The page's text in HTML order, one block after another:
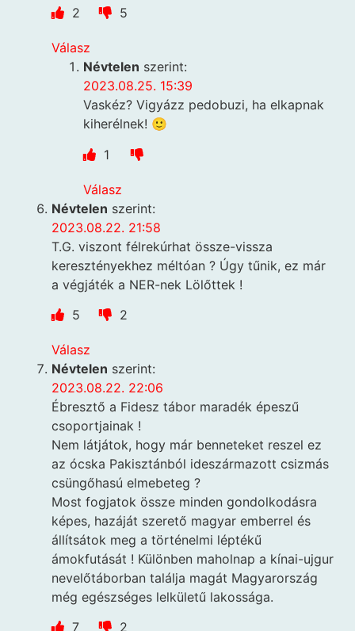
2
5
Válasz
Névtelen szerint:
2023.08.25. 15:39
Vaskéz? Vigyázz pedobuzi, ha elkapnak
kiherélnek! 🙂
1
Válasz
Névtelen szerint:
2023.08.22. 21:58
T.G. viszont félrekúrhat össze-vissza
keresztényekhez méltóan ? Úgy tűnik, ez már
a végjáték a NER-nek Lölőttek !
5
2
Válasz
Névtelen szerint:
2023.08.22. 22:06
Ébresztő a Fidesz tábor maradék épeszű
csoportjainak !
Nem látjátok, hogy már benneteket reszel ez
az ócska Pakisztánból ideszármazott csizmás
csüngőhasú elmebeteg ?
Most fogjatok össze minden gondolkodásra
képes, hazáját szerető magyar emberrel és
állítsátok meg a történelmi léptékű
ámokfutását ! Különben maholnap a kínai-ujgur
nevelőtáborban találja magát Magyarország
még egészséges lelkületű lakossága.
7
2